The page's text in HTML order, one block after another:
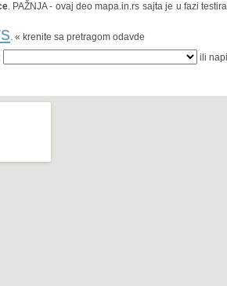
. PAŽNJA - ovaj deo mapa.in.rs sajta je u fazi
. « krenite sa pretragom odavde
ili